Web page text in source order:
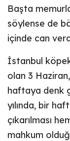
Başta
söylense de
içinde can
İstanbul
olan 3
haftaya denk
yılında, bir
çıkarılması
mahkum